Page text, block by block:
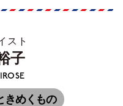
スト
子
きめくもの